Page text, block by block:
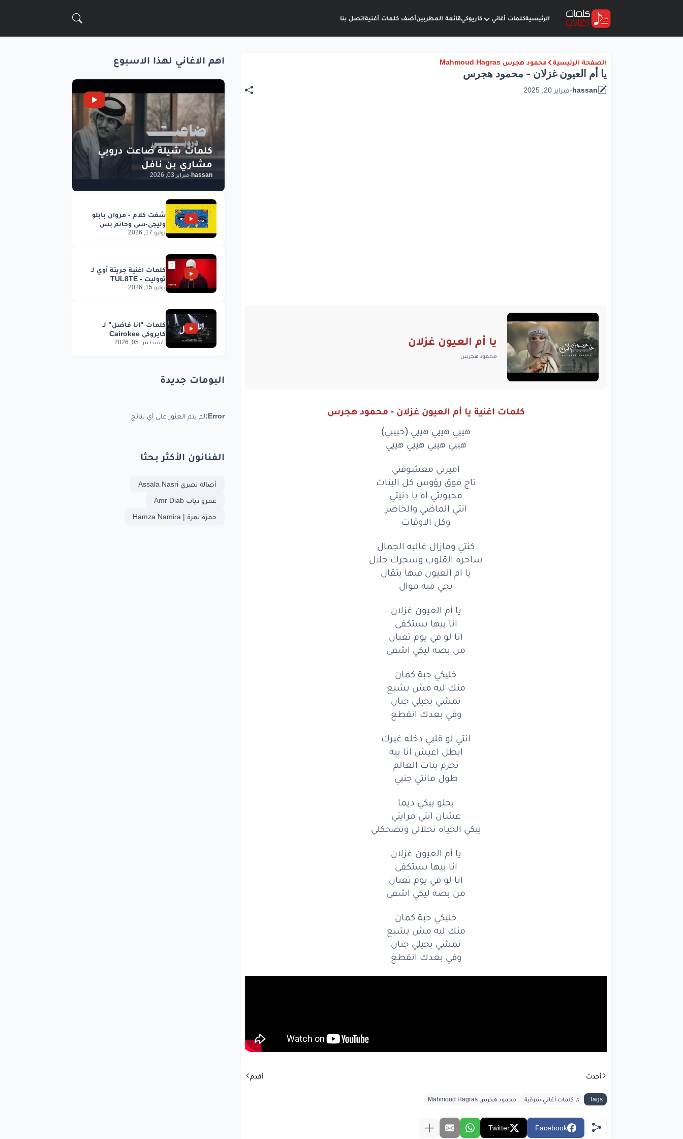
الرئيسيةكلمات أغاني كاريوكيقائمة المطربينأضف كلمات أغنيةاتصل بنا
الصفحة الرئيسية محمود هجرس Mahmoud Hagras
يا أم العيون غزلان - محمود هجرس
hassan
-فبراير 20, 2025
يا أم العيون غزلان
محمود هجرس
كلمات اغنية يا أم العيون غزلان - محمود هجرس
هييي هييي هييي (حبيبي)
هييي هييي هييي هييي
اميرتي معشوقتي
تاج فوق رؤوس كل البنات
محبوبتي آه يا دنيتي
انتي الماضي والحاضر
وكل الاوقات
كنتي ومازال غالبه الجمال
ساحره القلوب وسحرك حلال
يا ام العيون فيها يتقال
يجي مية موال
يا أم العيون غزلان
انا بيها بستكفى
انا لو في يوم تعبان
من بصه ليكي اشفى
خليكي حبة كمان
منك ليه مش بشبع
تمشي يجيلي جنان
وفي بعدك اتقطع
انتي لو قلبي دخله غيرك
ابطل اعيش انا بيه
تحرم بنات العالم
طول مانتي جنبي
بحلو بيكي ديما
عشان انتي مرايتي
بيكي الحياه تحلالي وتضحكلي
يا أم العيون غزلان
انا بيها بستكفى
انا لو في يوم تعبان
من بصه ليكي اشفى
خليكي حبة كمان
منك ليه مش بشبع
تمشي يجيلي جنان
وفي بعدك اتقطع
أحدث أقدم
Tags: ♫ كلمات أغاني شرقية محمود هجرس Mahmoud Hagras
Facebook
Twitter
اهم الاغاني لهذا الاسبوع
hassan
-فبراير 03, 2026
يوليو 17, 2026
يوليو 15, 2026
أغسطس 05, 2026
البومات جديدة
Error: لم يتم العثور على أي نتائج
الفنانون الأكثر بحثا
أصالة نصري Assala Nasri
عمرو دياب Amr Diab
حمزة نمرة | Hamza Namira